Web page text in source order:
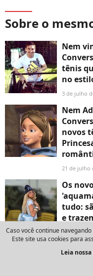
Sobre o
Nem
tênis
no
3 de julho
Nem
novos
21 de julho
Os
tudo:
e
4 de junho
Os
Caso você continue
Este site usa cookies para
Leia